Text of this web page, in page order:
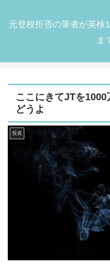
元登校拒否の筆者が英検
ま
ここにきてJTを
どうよ
投資